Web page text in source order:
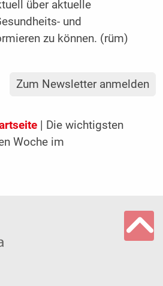
über aktuelle
und
zu können. (rüm)
Zum Newsletter anmelden
| Die wichtigsten
Woche im